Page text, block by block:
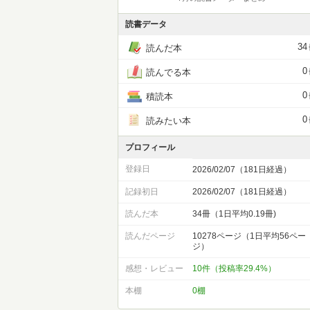
読書データ
読んだ本 34
読んでる本 0
積読本 0
読みたい本 0
プロフィール
登録日 2026/02/07（181日経過）
記録初日 2026/02/07（181日経過）
読んだ本 34冊（1日平均0.19冊)
読んだページ
10278ページ（1日平均56ペー
ジ）
感想・レビュー 10件（投稿率29.4%）
本棚 0棚